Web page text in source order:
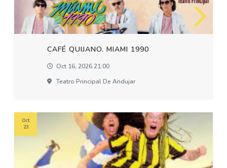
CAFÉ QUIJANO. MIAMI 1990
Oct 16, 2026 21:00
Teatro Principal De Andujar
Oct
23